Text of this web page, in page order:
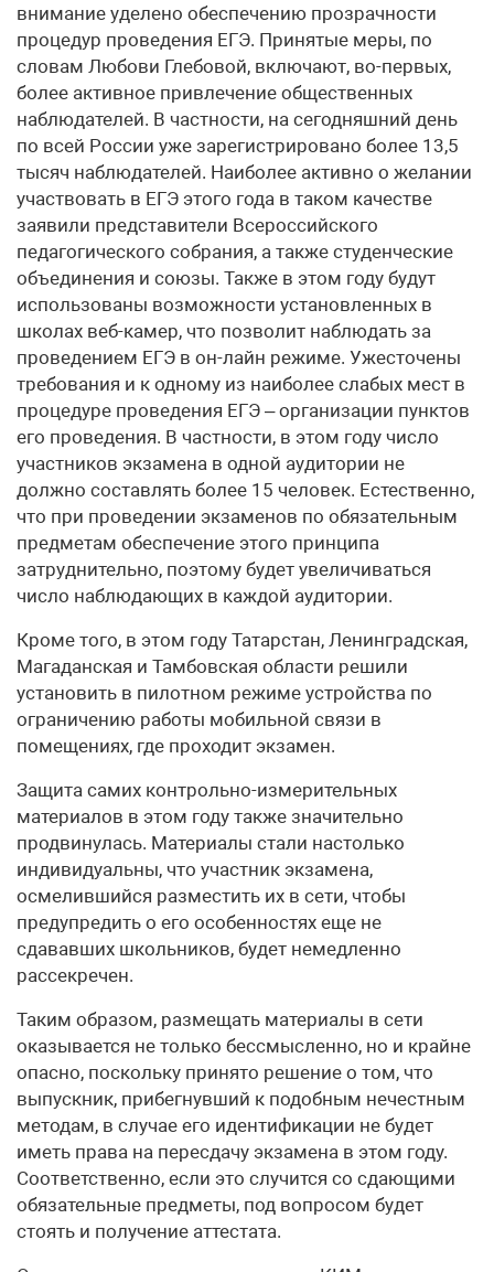
внимание уделено обеспечению прозрачности
процедур проведения ЕГЭ. Принятые меры, по
словам Любови Глебовой, включают, во-первых,
более активное привлечение общественных
наблюдателей. В частности, на сегодняшний день
по всей России уже зарегистрировано более 13,5
тысяч наблюдателей. Наиболее активно о желании
участвовать в ЕГЭ этого года в таком качестве
заявили представители Всероссийского
педагогического собрания, а также студенческие
объединения и союзы. Также в этом году будут
использованы возможности установленных в
школах веб-камер, что позволит наблюдать за
проведением ЕГЭ в он-лайн режиме. Ужесточены
требования и к одному из наиболее слабых мест в
процедуре проведения ЕГЭ – организации пунктов
его проведения. В частности, в этом году число
участников экзамена в одной аудитории не
должно составлять более 15 человек. Естественно,
что при проведении экзаменов по обязательным
предметам обеспечение этого принципа
затруднительно, поэтому будет увеличиваться
число наблюдающих в каждой аудитории.
Кроме того, в этом году Татарстан, Ленинградская,
Магаданская и Тамбовская области решили
установить в пилотном режиме устройства по
ограничению работы мобильной связи в
помещениях, где проходит экзамен.
Защита самих контрольно-измерительных
материалов в этом году также значительно
продвинулась. Материалы стали настолько
индивидуальны, что участник экзамена,
осмелившийся разместить их в сети, чтобы
предупредить о его особенностях еще не
сдававших школьников, будет немедленно
рассекречен.
Таким образом, размещать материалы в сети
оказывается не только бессмысленно, но и крайне
опасно, поскольку принято решение о том, что
выпускник, прибегнувший к подобным нечестным
методам, в случае его идентификации не будет
иметь права на пересдачу экзамена в этом году.
Соответственно, если это случится со сдающими
обязательные предметы, под вопросом будет
стоять и получение аттестата.